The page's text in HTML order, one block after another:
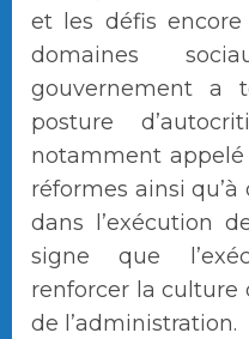
et les défis
domaines
gouvernement a
posture
notamment
réformes ainsi
dans l’exécution
signe que
renforcer la culture
de l’administration.